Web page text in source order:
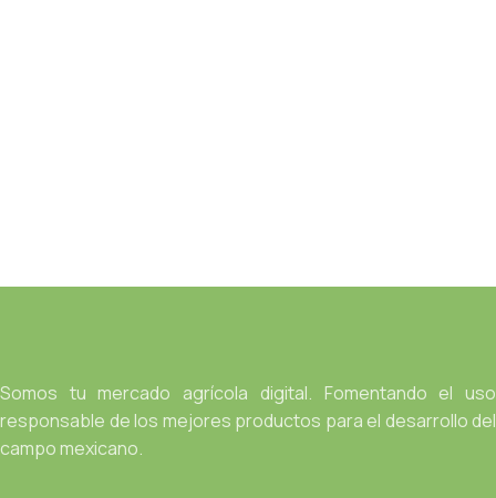
Somos tu mercado agrícola digital. Fomentando el uso
responsable de los mejores productos para el desarrollo del
campo mexicano.